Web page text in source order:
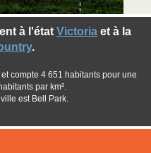
à l'état Victoria et à la
.
compte 4 651 habitants pour une
par km².
est Bell Park.